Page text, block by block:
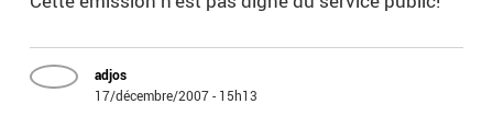
adjos
17/décembre/2007 - 15h13